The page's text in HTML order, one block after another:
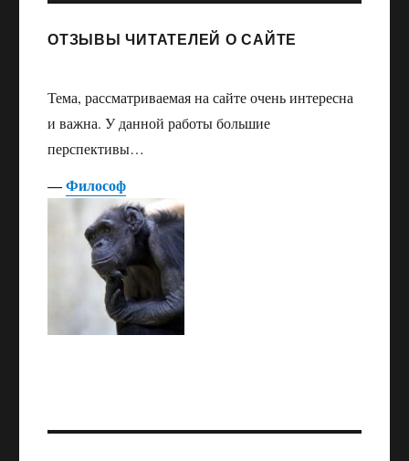
ОТЗЫВЫ ЧИТАТЕЛЕЙ О САЙТЕ
Тема, рассматриваемая на сайте очень интересна
и важна. У данной работы большие
перспективы…
―Философ